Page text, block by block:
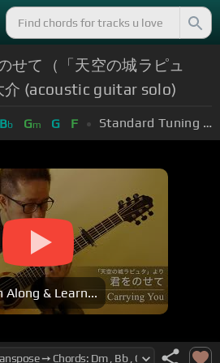
せて（「天空の城ラピュ
介 (acoustic guitar solo)
Bb Gm G F Standard Tuning (EADGBE)
Along & Learn...